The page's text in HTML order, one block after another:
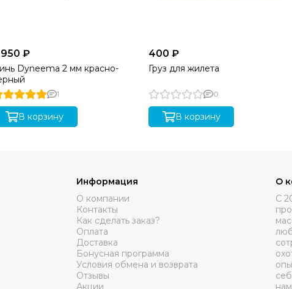
₽
Dyneema 2 мм красно-
1
В корзину
400 ₽
Груз для жилета
0
В корзину
Информация
О компании
Контакты
Как сделать заказ?
Оплата
Доставка
Бонусная программа
Условия обмена и возврата
Отзывы
Акции
О
C